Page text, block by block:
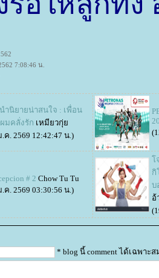
7:08:46 น.
นิยายน่าสนใจ : เพื่อน
มคลั่งรัก เหมียวกุ่
.ค. 2569 12:42:47 น.)
# 2 Chow Tu Tu
.ค. 2569 03:30:56 น.)
จ
กิ
บ
อ้
* blog นี้ comment ได้เฉพาะ